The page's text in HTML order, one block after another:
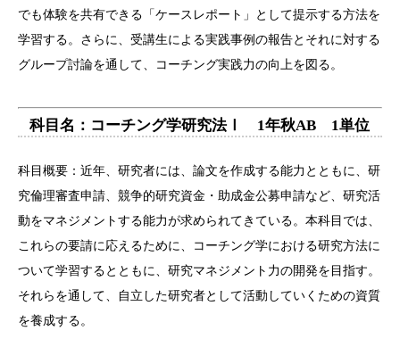
でも体験を共有できる「ケースレポート」として提示する方法を
学習する。さらに、受講生による実践事例の報告とそれに対する
グループ討論を通して、コーチング実践力の向上を図る。
科目名：コーチング学研究法Ⅰ 1年秋AB 1単位
科目概要：近年、研究者には、論文を作成する能力とともに、研
究倫理審査申請、競争的研究資金・助成金公募申請など、研究活
動をマネジメントする能力が求められてきている。本科目では、
これらの要請に応えるために、コーチング学における研究方法に
ついて学習するとともに、研究マネジメント力の開発を目指す。
それらを通して、自立した研究者として活動していくための資質
を養成する。